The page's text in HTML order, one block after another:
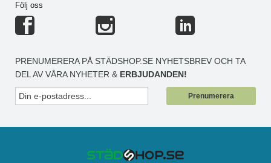
Följ oss
PRENUMERERA PÅ STÄDSHOP.SE NYHETSBREV OCH TA
DEL AV VÅRA NYHETER & ERBJUDANDEN!
Prenumerera